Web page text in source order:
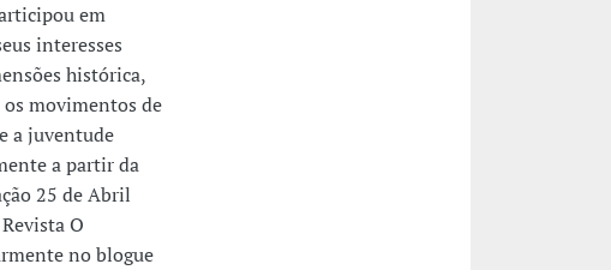
em
interesses
histórica,
movimentos de
a juventude
a partir da
25 de Abril
O
no blogue